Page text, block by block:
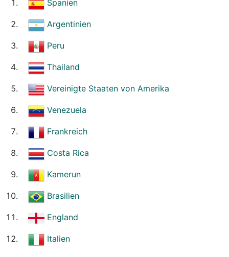
Spanien
Argentinien
Peru
Thailand
Vereinigte Staaten von Amerika
Venezuela
Frankreich
Costa Rica
Kamerun
Brasilien
England
Italien